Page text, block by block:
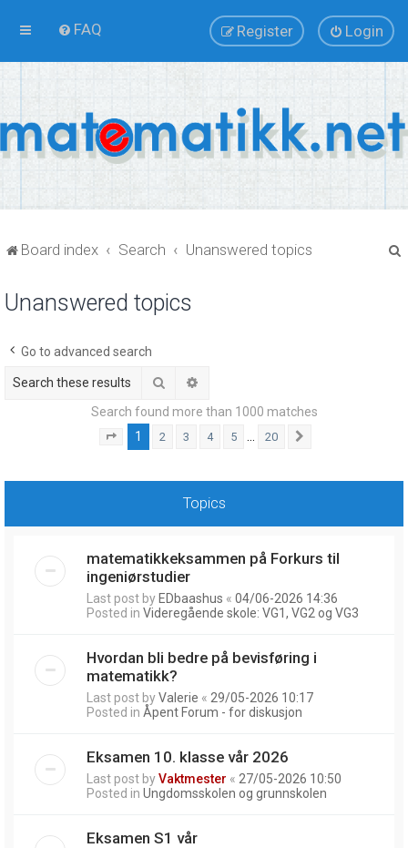
FAQ Login
Register
Board index Search Unanswered topics
Unanswered topics
Go to advanced search
Search
Search found more than 1000 matches
Page of 20
1 2 3 4 5 20
Topics
matematikkeksammen på Forkurs til
ingeniørstudier
Last post by EDbaashus « 04/06-2026 14:36
Posted in Videregående skole: VG1, VG2 og VG3
Hvordan bli bedre på bevisføring i
matematikk?
Last post byValerie « 29/05-2026 10:17
Posted in Åpent Forum - for diskusjon
Eksamen 10. klasse vår 2026
Last post byVaktmester « 27/05-2026 10:50
Posted in Ungdomsskolen og grunnskolen
Eksamen S1 vår